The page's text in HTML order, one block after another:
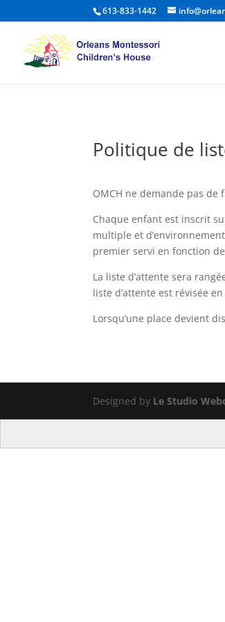
613-833-1442
Politique de
OMCH ne demande pas de
Chaque enfant est inscrit
multiple et
premier servi en fonction de
La liste d’attente sera
liste d’attente est révisée
Lorsqu’une place devient
Designed by Le Studio